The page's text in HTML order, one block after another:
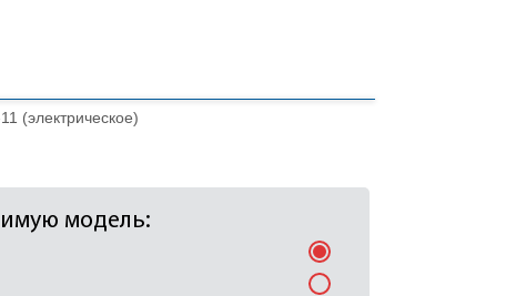
(электрическое)
модель: